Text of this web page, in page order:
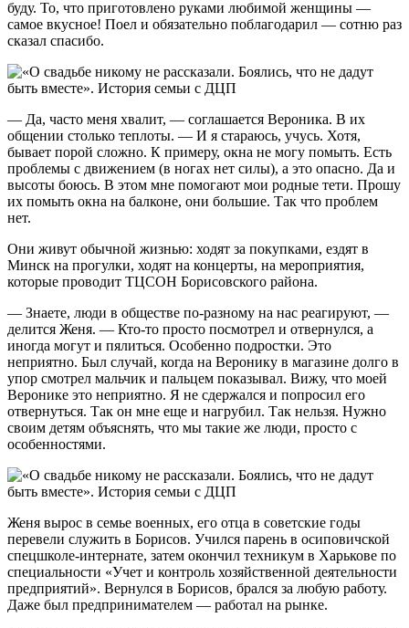
буду. То, что приготовлено руками любимой женщины —
самое вкусное! Поел и обязательно поблагодарил — сотню раз
сказал спасибо.
— Да, часто меня хвалит, — соглашается Вероника. В их
общении столько теплоты. — И я стараюсь, учусь. Хотя,
бывает порой сложно. К примеру, окна не могу помыть. Есть
проблемы с движением (в ногах нет силы), а это опасно. Да и
высоты боюсь. В этом мне помогают мои родные тети. Прошу
их помыть окна на балконе, они большие. Так что проблем
нет.
Они живут обычной жизнью: ходят за покупками, ездят в
Минск на прогулки, ходят на концерты, на мероприятия,
которые проводит ТЦСОН Борисовского района.
— Знаете, люди в обществе по-разному на нас реагируют, —
делится Женя. — Кто-то просто посмотрел и отвернулся, а
иногда могут и пялиться. Особенно подростки. Это
неприятно. Был случай, когда на Веронику в магазине долго в
упор смотрел мальчик и пальцем показывал. Вижу, что моей
Веронике это неприятно. Я не сдержался и попросил его
отвернуться. Так он мне еще и нагрубил. Так нельзя. Нужно
своим детям объяснять, что мы такие же люди, просто с
особенностями.
Женя вырос в семье военных, его отца в советские годы
перевели служить в Борисов. Учился парень в осиповичской
спецшколе-интернате, затем окончил техникум в Харькове по
специальности «Учет и контроль хозяйственной деятельности
предприятий». Вернулся в Борисов, брался за любую работу.
Даже был предпринимателем — работал на рынке.